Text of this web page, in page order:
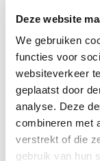
Deze website
We gebruiken
functies voor
websiteverkeer
geplaatst door
analyse. Deze
combineren met
verstrekt of die
gebruik van hun
Risicokapitaal
Staatssteun
calculator
Revolverende
Er wordt
aftrek van de
is van een
equivalent (BSE
bijzondere
voorwaarden
Voor het
gebruik
Calculator